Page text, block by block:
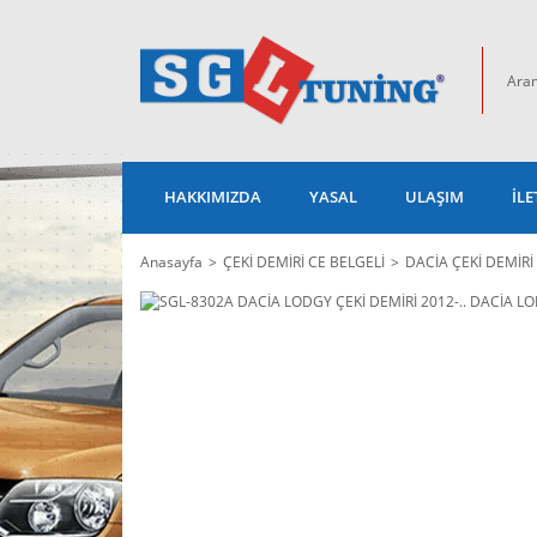
HAKKIMIZDA YASAL ULAŞIM
Anasayfa ÇEKİ DEMİRİ CE BELGELİ DACİA ÇEKİ DEMİRİ